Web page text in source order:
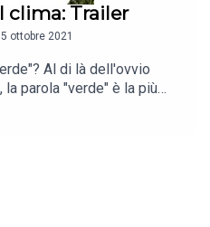
clima: Trailer
ottobre 2021
Al di là dell'ovvio
parola "verde" è la più
vista la sua centralità
ai finanziamenti a favore